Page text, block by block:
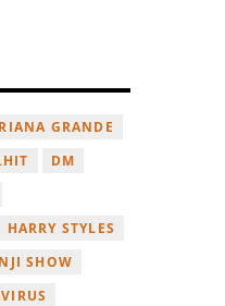
GRANDE
DM
HARRY STYLES
SHOW